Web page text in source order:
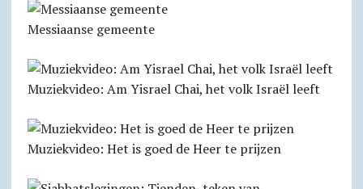
Messiaanse gemeente
Muziekvideo: Am Yisrael Chai, het volk Israël leeft
Muziekvideo: Het is goed de Heer te prijzen